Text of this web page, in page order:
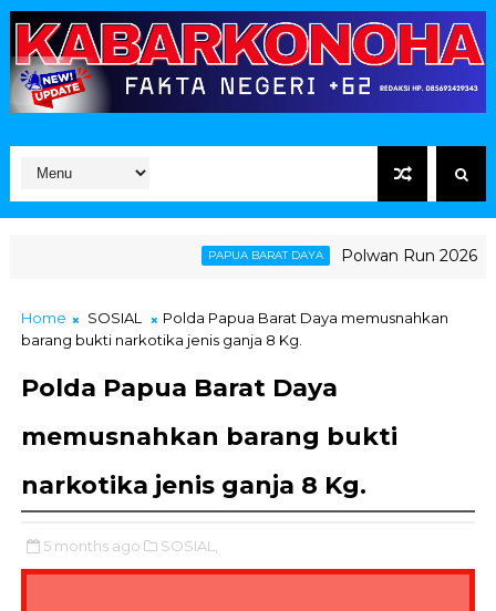
PAPUA BARAT DAYA Polwan Run 2026 Polda
Home SOSIAL
Polda Papua Barat Daya memusnahkan
barang bukti narkotika jenis ganja 8 Kg.
Polda Papua Barat Daya
memusnahkan barang bukti
narkotika jenis ganja 8 Kg.
5 months ago SOSIAL,